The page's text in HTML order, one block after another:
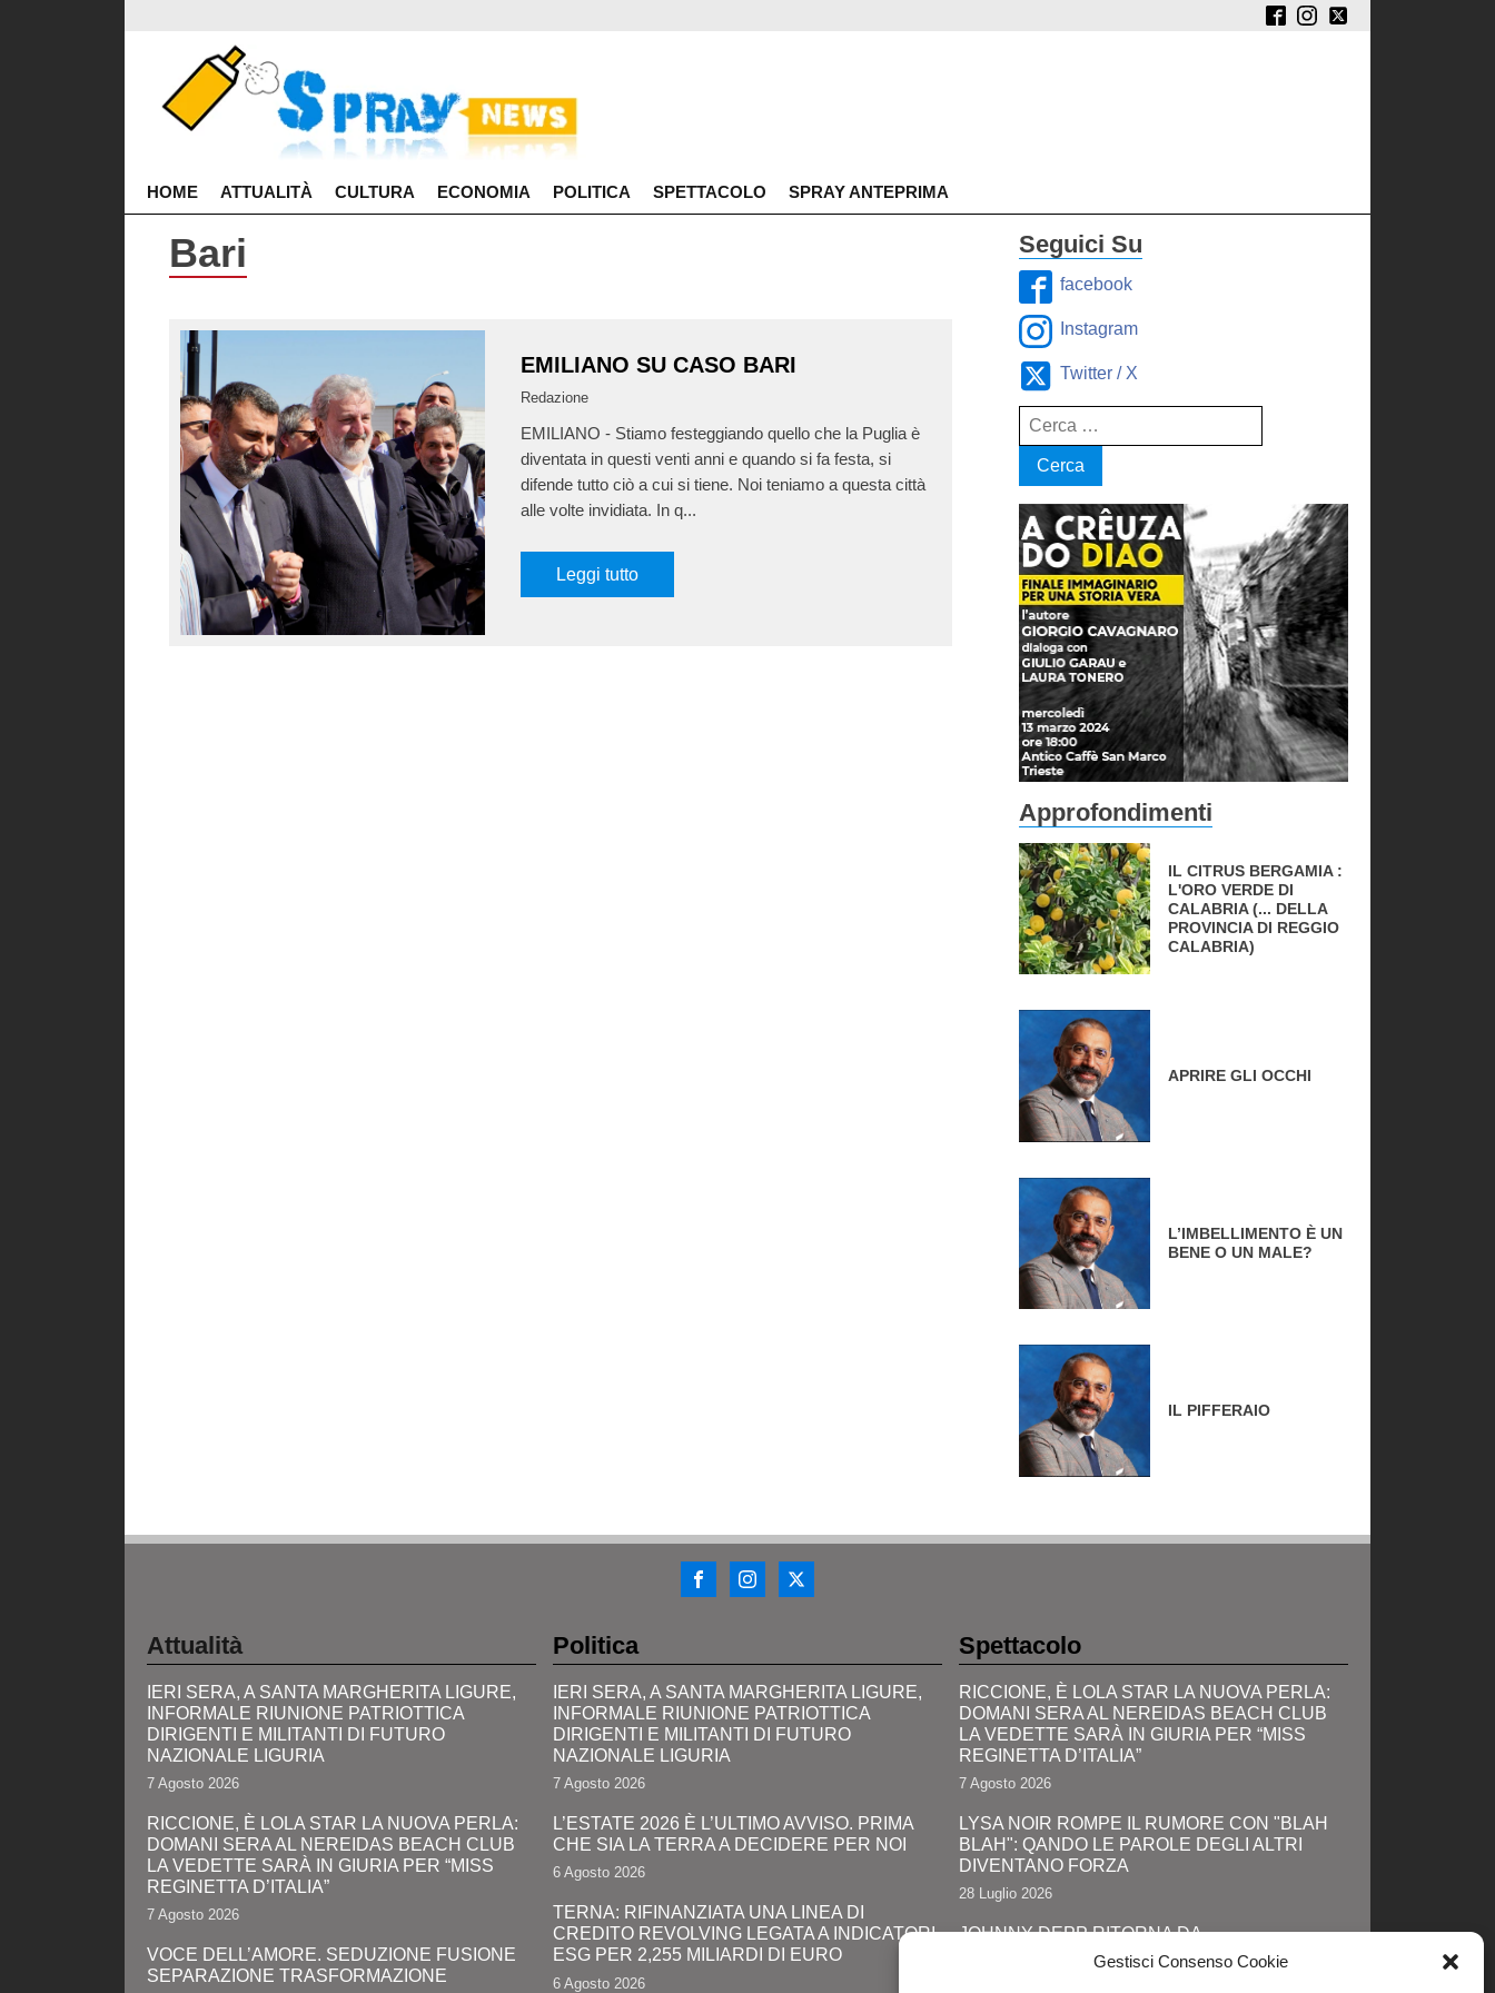
Gestisci Consenso Cookie
HOME ATTUALITÀ CULTURA ECONOMIA POLITICA SPETTACOLO SPRAY ANTEPRIMA
Bari
EMILIANO SU CASO BARI
Redazione
EMILIANO - Stiamo festeggiando quello che la Puglia è
diventata in questi venti anni e quando si fa festa, si
difende tutto ciò a cui si tiene. Noi teniamo a questa città
alle volte invidiata. In q...
Leggi tutto
Seguici Su
facebook
Instagram
Twitter / X
Ricerca
per:
Approfondimenti
IL CITRUS BERGAMIA :
L'ORO VERDE DI
CALABRIA (... DELLA
PROVINCIA DI REGGIO
CALABRIA)
APRIRE GLI OCCHI
L’IMBELLIMENTO È UN
BENE O UN MALE?
IL PIFFERAIO
Attualità
IERI SERA, A SANTA MARGHERITA LIGURE,
INFORMALE RIUNIONE PATRIOTTICA
DIRIGENTI E MILITANTI DI FUTURO
NAZIONALE LIGURIA
7 Agosto 2026
RICCIONE, È LOLA STAR LA NUOVA PERLA:
DOMANI SERA AL NEREIDAS BEACH CLUB
LA VEDETTE SARÀ IN GIURIA PER “MISS
REGINETTA D’ITALIA”
7 Agosto 2026
VOCE DELL’AMORE. SEDUZIONE FUSIONE
SEPARAZIONE TRASFORMAZIONE
Politica
IERI SERA, A SANTA MARGHERITA LIGURE,
INFORMALE RIUNIONE PATRIOTTICA
DIRIGENTI E MILITANTI DI FUTURO
NAZIONALE LIGURIA
7 Agosto 2026
L’ESTATE 2026 È L’ULTIMO AVVISO. PRIMA
CHE SIA LA TERRA A DECIDERE PER NOI
6 Agosto 2026
TERNA: RIFINANZIATA UNA LINEA DI
CREDITO REVOLVING LEGATA A INDICATORI
ESG PER 2,255 MILIARDI DI EURO
6 Agosto 2026
Spettacolo
RICCIONE, È LOLA STAR LA NUOVA PERLA:
DOMANI SERA AL NEREIDAS BEACH CLUB
LA VEDETTE SARÀ IN GIURIA PER “MISS
REGINETTA D’ITALIA”
7 Agosto 2026
LYSA NOIR ROMPE IL RUMORE CON "BLAH
BLAH": QANDO LE PAROLE DEGLI ALTRI
DIVENTANO FORZA
28 Luglio 2026
JOHNNY DEPP RITORNA DA
PROTAGONISTA: IL GRANDE SHOW AL